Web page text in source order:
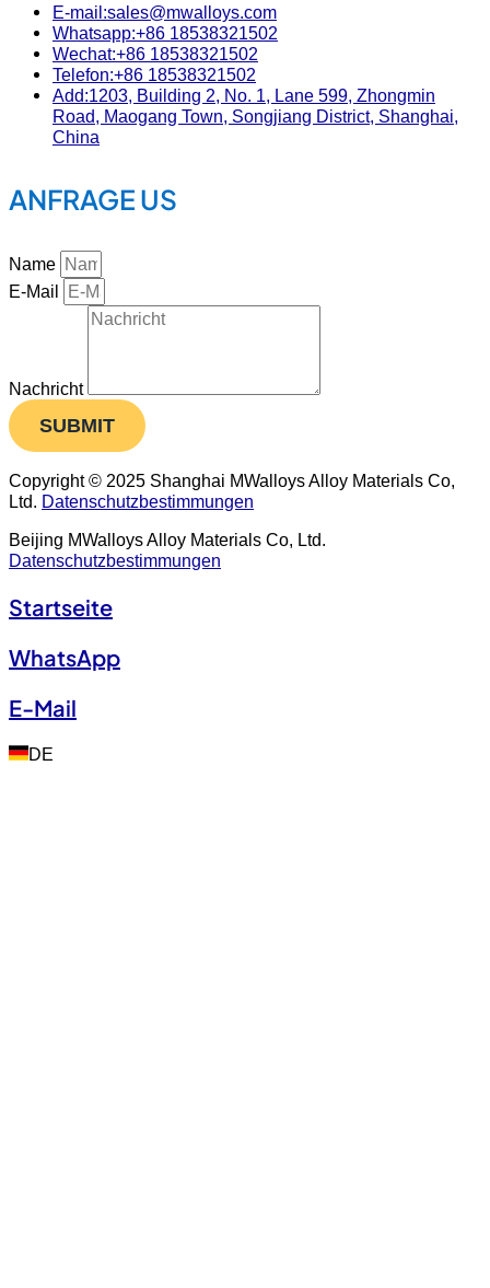
E-mail:sales@mwalloys.com
Whatsapp:+86 18538321502
Wechat:+86 18538321502
Telefon:+86 18538321502
Add:1203, Building 2, No. 1, Lane 599, Zhongmin
Road, Maogang Town, Songjiang District, Shanghai,
China
ANFRAGE US
Name
E-Mail
Nachricht
SUBMIT
Copyright © 2025 Shanghai MWalloys Alloy Materials Co,
Ltd. Datenschutzbestimmungen
Beijing MWalloys Alloy Materials Co, Ltd.
Datenschutzbestimmungen
Startseite
WhatsApp
E-Mail
DE